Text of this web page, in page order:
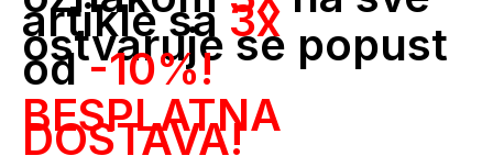
artikle sa 3x
ostvaruje se popust
od-10%!
BESPLATNA
DOSTAVA!